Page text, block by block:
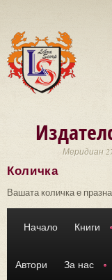
Меридиан
Количка
Вашата количка е празна
Начало Книги
Автори За нас